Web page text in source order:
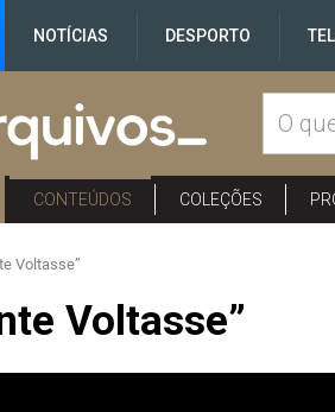
NOTÍCIAS DESPORTO
CONTEÚDOS COLEÇÕES
Voltasse”
Voltasse”